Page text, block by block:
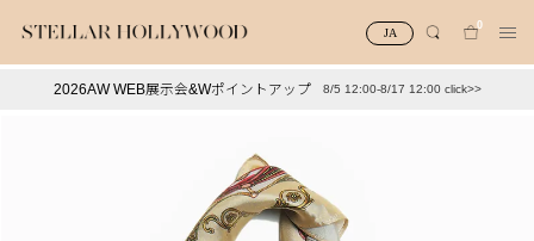
JA
0
2026AW WEB展示会&Wポイントアップ 8/5 12:00-8/17 12:00 click>>